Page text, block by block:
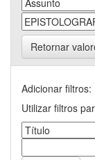
Retornar
Adicionar filtros:
Utilizar filtros